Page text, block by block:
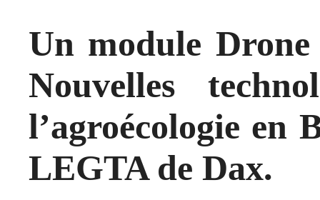
Un module
Nouvelles
l’agroécologie en
LEGTA de Dax.